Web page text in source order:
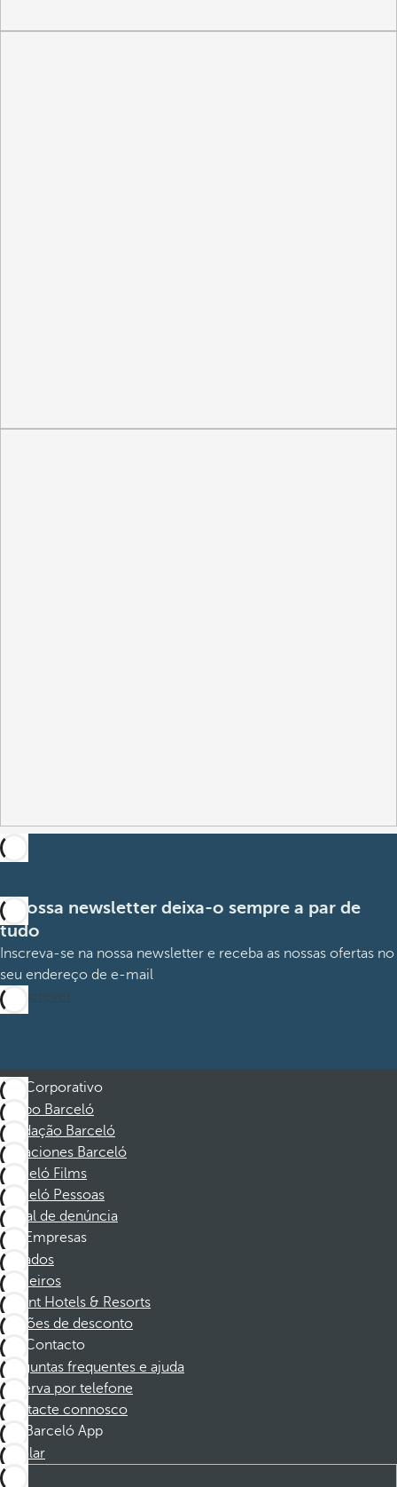
A nossa newsletter deixa-o sempre a par de
tudo
Inscreva-se na nossa newsletter e receba as nossas ofertas no
seu endereço de e-mail
Subscrever
Corporativo
Grupo Barceló
Fundação Barceló
Vacaciones Barceló
Barceló Films
Barceló Pessoas
Canal de denúncia
Empresas
Afiliados
Parceiros
Dorint Hotels & Resorts
Cupões de desconto
Contacto
Perguntas frequentes e ajuda
Reserva por telefone
Contacte connosco
Barceló App
Instalar